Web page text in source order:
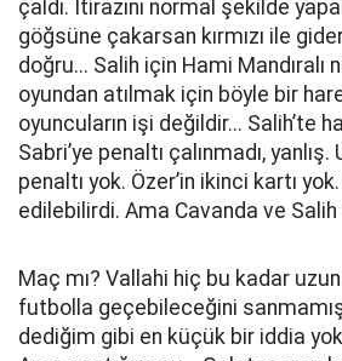
çaldı. İtirazını normal şekilde
göğsüne çakarsan kırmızı ile
doğru... Salih için Hami Mandıralı
oyundan atılmak için böyle bir
oyuncuların işi değildir... Salih’te
Sabri’ye penaltı çalınmadı, yanlış.
penaltı yok. Özer’in ikinci kartı
edilebilirdi. Ama Cavanda ve Salih
Maç mı? Vallahi hiç bu kadar uzun
futbolla geçebileceğini
dediğim gibi en küçük bir iddia